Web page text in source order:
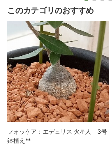
このカテゴリのおすすめ
フォッケア：エデュリス 火星人 3号
鉢植え**